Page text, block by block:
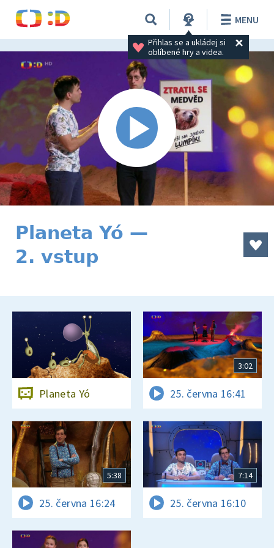
Přihlas se a ukládej si
oblíbené hry a videa.
MENU
Planeta Yó —
2. vstup
Planeta Yó
3:02
25. června 16:41
5:38
25. června 16:24
7:14
25. června 16:10